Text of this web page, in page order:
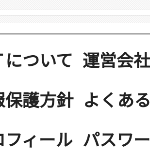
ついて 運営会社
護方針 よくあ
ィール パスワ